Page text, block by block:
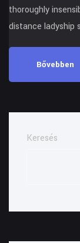
thoroughly
distance ladyship
Bővebben
Keresés